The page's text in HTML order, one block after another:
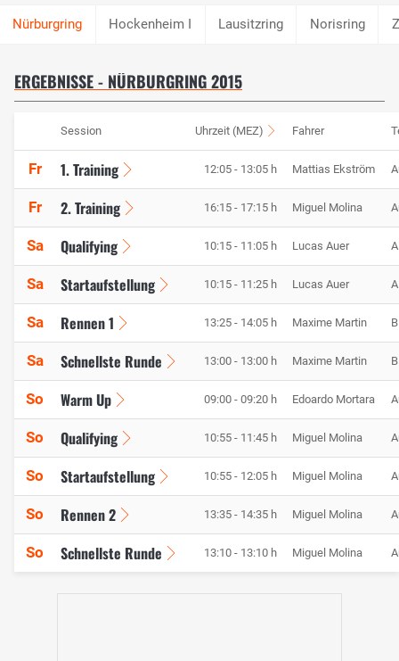
Hockenheim I Lausitzring Norisring
ERGEBNISSE - NÜRBURGRING 2015
Session Uhrzeit (MEZ) Fahrer
Fr 1. Training 12:05 - 13:05 h Mattias Ekström
Fr 2. Training 16:15 - 17:15 h Miguel Molina
Sa Qualifying 10:15 - 11:05 h Lucas Auer
Sa Startaufstellung 10:15 - 11:25 h Lucas Auer
Sa Rennen 1 13:25 - 14:05 h Maxime Martin
Sa Schnellste Runde 13:00 - 13:00 h Maxime Martin
So Warm Up 09:00 - 09:20 h Edoardo Mortara
So Qualifying 10:55 - 11:45 h Miguel Molina
So Startaufstellung 10:55 - 12:05 h Miguel Molina
So Rennen 2 13:35 - 14:35 h Miguel Molina
So Schnellste Runde 13:10 - 13:10 h Miguel Molina